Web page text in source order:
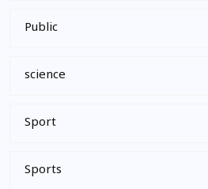
Public
science
Sport
Sports